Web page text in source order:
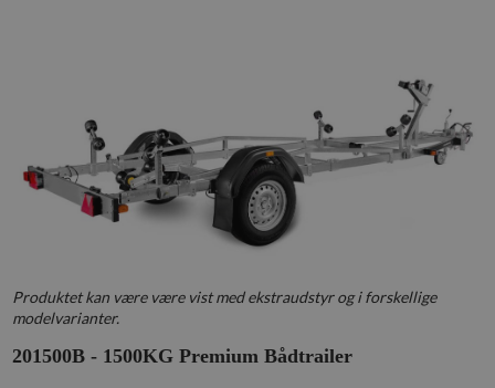
Produktet kan være være vist med ekstraudstyr og i forskellige
modelvarianter.
201500B - 1500KG Premium Bådtrailer